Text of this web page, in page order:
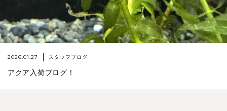
2026.01.27 スタッフブログ
アクア入荷ブログ！